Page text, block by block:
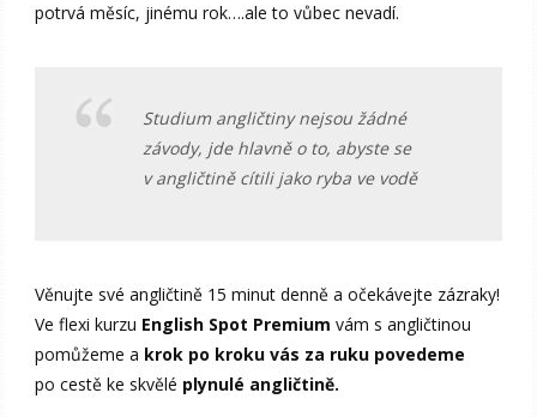
potrvá měsíc, jinému rok….ale to vůbec nevadí.
Studium angličtiny nejsou žádné
závody, jde hlavně o to, abyste se
v angličtině cítili jako ryba ve vodě
Věnujte své angličtině 15 minut denně a očekávejte zázraky!
Ve flexi kurzu English Spot Premium vám s angličtinou
pomůžeme a krok po kroku vás za ruku povedeme
po cestě ke skvělé plynulé angličtině.